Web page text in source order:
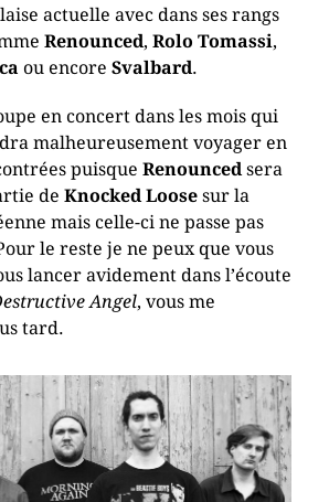
actuelle avec dans ses rangs
Renounced, Rolo Tomassi,
ou encore Svalbard.
en concert dans les mois qui
malheureusement voyager en
puisque Renouncedsera
de Knocked Loosesur la
mais celle-ci ne passe pas
le reste je ne peux que vous
lancer avidement dans l’écoute
Angel, vous me
tard.